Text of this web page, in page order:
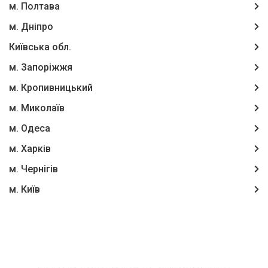
м. Полтава
м. Дніпро
Київська обл.
м. Запоріжжя
м. Кропивницький
м. Миколаїв
м. Одеса
м. Харків
м. Чернігів
м. Київ